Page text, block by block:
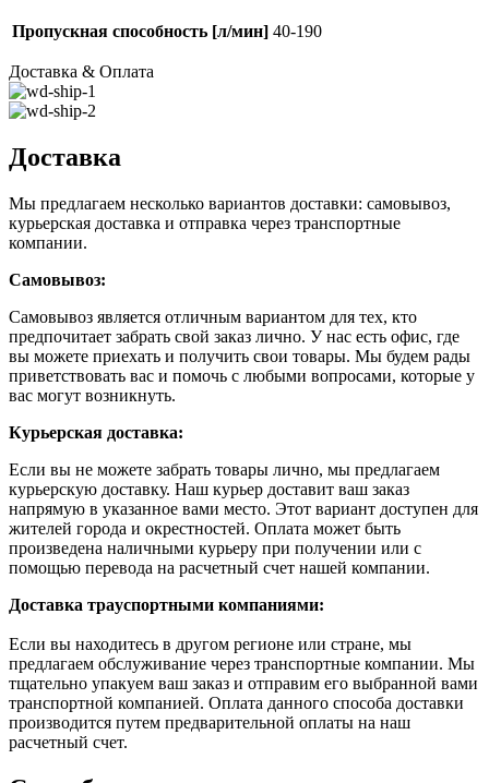
Пропускная способность [л/мин] 40-190
Доставка & Оплата
Доставка
Мы предлагаем несколько вариантов доставки: самовывоз,
курьерская доставка и отправка через транспортные
компании.
Самовывоз:
Самовывоз является отличным вариантом для тех, кто
предпочитает забрать свой заказ лично. У нас есть офис, где
вы можете приехать и получить свои товары. Мы будем рады
приветствовать вас и помочь с любыми вопросами, которые у
вас могут возникнуть.
Курьерская доставка:
Если вы не можете забрать товары лично, мы предлагаем
курьерскую доставку. Наш курьер доставит ваш заказ
напрямую в указанное вами место. Этот вариант доступен для
жителей города и окрестностей. Оплата может быть
произведена наличными курьеру при получении или с
помощью перевода на расчетный счет нашей компании.
Доставка траyспортными компаниями:
Если вы находитесь в другом регионе или стране, мы
предлагаем обслуживание через транспортные компании. Мы
тщательно упакуем ваш заказ и отправим его выбранной вами
транспортной компанией. Оплата данного способа доставки
производится путем предварительной оплаты на наш
расчетный счет.